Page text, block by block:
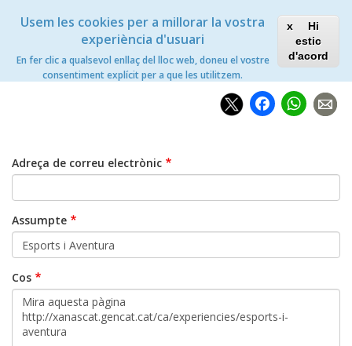
Usem les cookies per a millorar la vostra
experiència d'usuari
En fer clic a qualsevol enllaç del lloc web, doneu el vostre
consentiment explícit per a que les utilitzem.
Hi
estic
d'acord
Toggle
Xanascat
Inici Compartir per email
Adreça de correu electrònic
Assumpte
Cos